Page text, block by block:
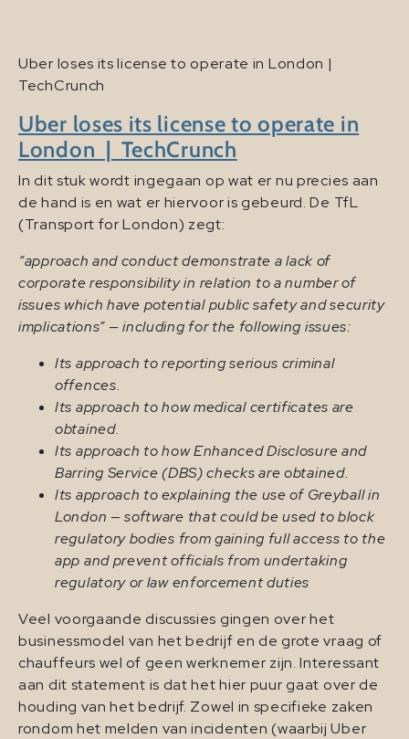
Uber loses its license to operate in London |
TechCrunch
Uber loses its license to operate in
London | TechCrunch
In dit stuk wordt ingegaan op wat er nu precies aan
de hand is en wat er hiervoor is gebeurd. De TfL
(Transport for London) zegt:
“approach and conduct demonstrate a lack of
corporate responsibility in relation to a number of
issues which have potential public safety and security
implications” — including for the following issues:
Its approach to reporting serious criminal
offences.
Its approach to how medical certificates are
obtained.
Its approach to how Enhanced Disclosure and
Barring Service (DBS) checks are obtained.
Its approach to explaining the use of Greyball in
London — software that could be used to block
regulatory bodies from gaining full access to the
app and prevent officials from undertaking
regulatory or law enforcement duties
Veel voorgaande discussies gingen over het
businessmodel van het bedrijf en de grote vraag of
chauffeurs wel of geen werknemer zijn. Interessant
aan dit statement is dat het hier puur gaat over de
houding van het bedrijf. Zowel in specifieke zaken
rondom het melden van incidenten (waarbij Uber